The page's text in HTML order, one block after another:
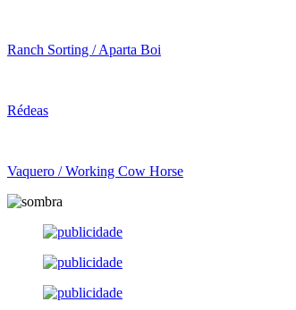
Ranch Sorting / Aparta Boi
Rédeas
Vaquero / Working Cow Horse